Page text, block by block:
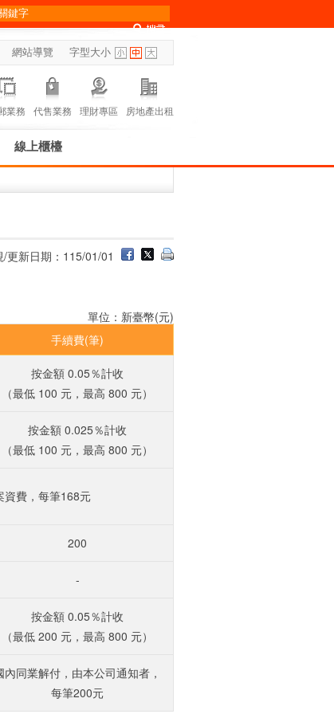
網站導覽 字型大小
業務 代售業務 理財專區 房地產出租
線上櫃檯
/更新日期：115/01/01
單位：新臺幣(元)
手續費(筆)
按金額 0.05％計收
（最低 100 元，最高 800 元）
按金額 0.025％計收
（最低 100 元，最高 800 元）
資費，每筆168元
200
-
按金額 0.05％計收
（最低 200 元，最高 800 元）
內同業解付，由本公司通知者，
每筆200元